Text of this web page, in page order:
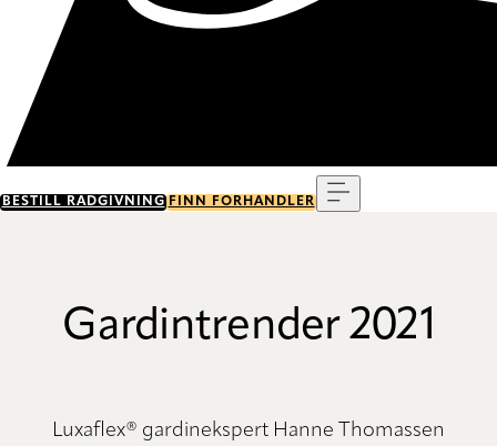
BESTILL RÅDGIVNING FINN FORHANDLER
Gardintrender 2021
Luxaflex® gardinekspert Hanne Thomassen